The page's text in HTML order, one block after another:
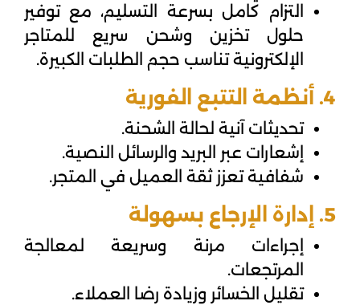
التزام كامل بسرعة التسليم، مع توفير
حلولتخزين وشحن سريع للمتاجر
الإلكترونية تناسب حجم الطلبات الكبيرة.
4. أنظمة التتبع الفورية
تحديثات آنية لحالة الشحنة.
إشعارات عبر البريد والرسائل النصية.
شفافية تعزز ثقة العميل في المتجر.
5. إدارة الإرجاع بسهولة
إجراءات مرنة وسريعة لمعالجة
المرتجعات.
تقليل الخسائر وزيادة رضا العملاء.